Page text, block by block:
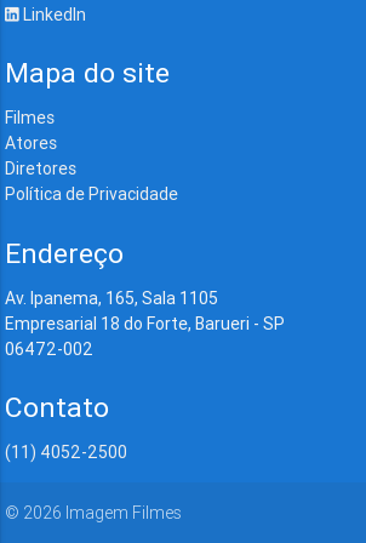
LinkedIn
Mapa do site
Filmes
Atores
Diretores
Política de Privacidade
Endereço
Av. Ipanema, 165, Sala 1105
Empresarial 18 do Forte, Barueri - SP
06472-002
Contato
(11) 4052-2500
© 2026 Imagem Filmes